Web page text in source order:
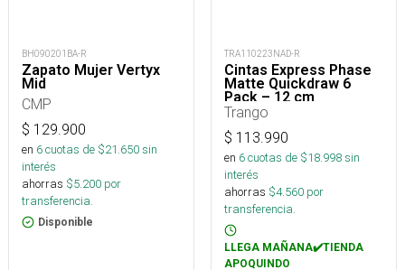
BH090201BA-R
Zapato Mujer Vertyx
Mid
CMP
$ 129.900
en 6cuotas de $21.650sin
interés
ahorras $5.200 por
transferencia.
Disponible
TRA110223NAD-R
Cintas Express Phase
Matte Quickdraw 6
Pack – 12 cm
Trango
$ 113.990
en 6cuotas de $18.998sin
interés
ahorras $4.560 por
transferencia.
LLEGA MAÑANA✔️TIENDA
APOQUINDO